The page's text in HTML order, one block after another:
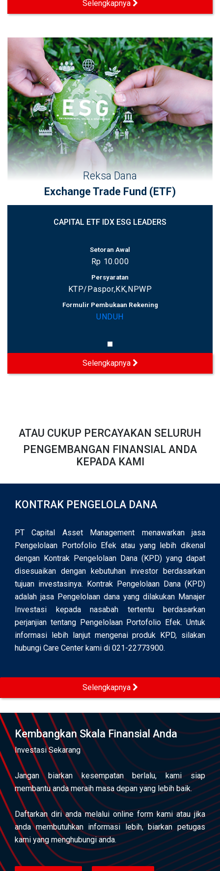
Selengkapnya
Reksa Dana
Exchange Trade Fund (ETF)
CAPITAL ETF IDX ESG LEADERS
Setoran Awal
Rp 10.000
Persyaratan
KTP/Paspor,KK,NPWP
Formulir Pembukaan Rekening
UNDUH
Selengkapnya
ATAU CUKUP PERCAYAKAN SELURUH
PENGEMBANGAN FINANSIAL ANDA
KEPADA KAMI
KONTRAK PENGELOLA DANA
PT Capital Asset Management menawarkan jasa
Pengelolaan Portofolio Efek atau yang lebih dikenal
dengan Kontrak Pengelolaan Dana (KPD) yang dapat
disesuaikan dengan kebutuhan investor berdasarkan
tujuan investasinya. Kontrak Pengelolaan Dana (KPD)
adalah jasa Pengelolaan dana yang dilakukan Manajer
Investasi kepada nasabah tertentu berdasarkan
perjanjian tentang Pengelolaan Portofolio Efek. Untuk
informasi lebih lanjut mengenai produk KPD, silakan
hubungi Care Center kami di 021-22773900.
Selengkapnya
Kembangkan Skala Finansial Anda
Investasi Sekarang
Jangan biarkan kesempatan berlalu, kami siap
membantu anda meraih masa depan yang lebih baik.
Daftarkan diri anda melalui online form kami atau jika
anda membutuhkan informasi lebih, biarkan petugas
kami yang menghubungi anda.